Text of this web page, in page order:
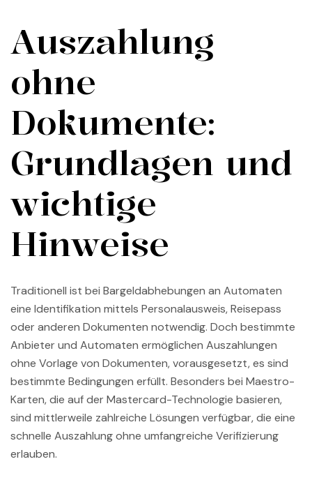
Auszahlung
ohne
Dokumente:
Grundlagen und
wichtige
Hinweise
Traditionell ist bei Bargeldabhebungen an Automaten
eine Identifikation mittels Personalausweis, Reisepass
oder anderen Dokumenten notwendig. Doch bestimmte
Anbieter und Automaten ermöglichen Auszahlungen
ohne Vorlage von Dokumenten, vorausgesetzt, es sind
bestimmte Bedingungen erfüllt. Besonders bei Maestro-
Karten, die auf der Mastercard-Technologie basieren,
sind mittlerweile zahlreiche Lösungen verfügbar, die eine
schnelle Auszahlung ohne umfangreiche Verifizierung
erlauben.